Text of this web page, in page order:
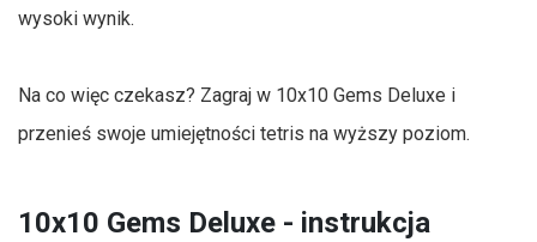
wysoki wynik.
Na co więc czekasz? Zagraj w 10x10 Gems Deluxe i
przenieś swoje umiejętności tetris na wyższy poziom.
10x10 Gems Deluxe - instrukcja